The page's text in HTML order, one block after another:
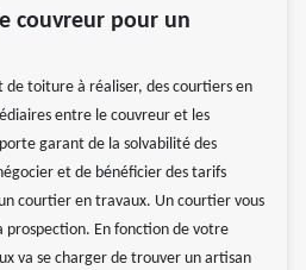
couvreur pour un
de toiture à réaliser, des courtiers en
entre le couvreur et les
garant de la solvabilité des
et de bénéficier des tarifs
courtier en travaux. Un courtier vous
prospection. En fonction de votre
va se charger de trouver un artisan